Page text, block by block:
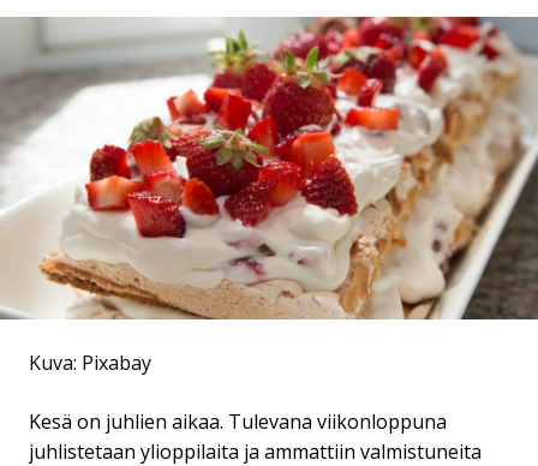
Kuva: Pixabay
Kesä on juhlien aikaa. Tulevana viikonloppuna
juhlistetaan ylioppilaita ja ammattiin valmistuneita